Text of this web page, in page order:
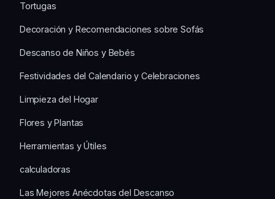
Tortugas
Decoración y Recomendaciones sobre Sofás
Descanso de Niños y Bebés
Festividades del Calendario y Celebraciones
Limpieza del Hogar
Flores y Plantas
Herramientas y Útiles
calculadoras
Las Mejores Anécdotas del Descanso